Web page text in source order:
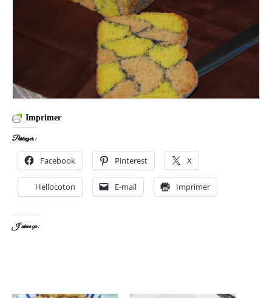
Imprimer
Partager :
Facebook Pinterest X
Hellocoton E-mail Imprimer
J’aime ça :